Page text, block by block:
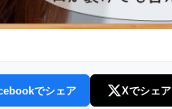
でシェア Xでシェア